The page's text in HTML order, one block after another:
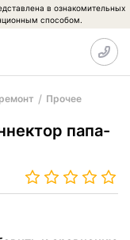
в ознакомительных
способом.
Прочее
папа-